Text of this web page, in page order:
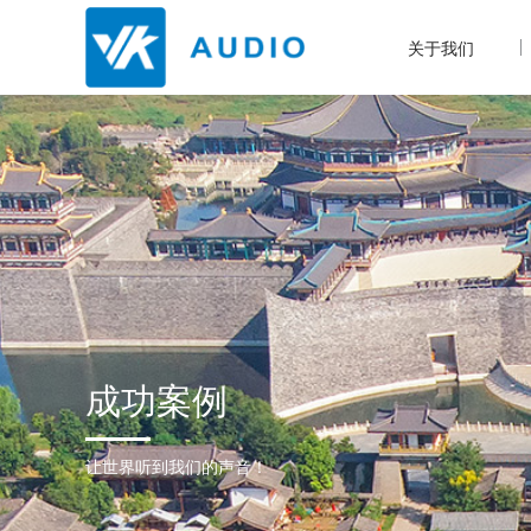
关于我们
成功案例
让世界听到我们的声音！